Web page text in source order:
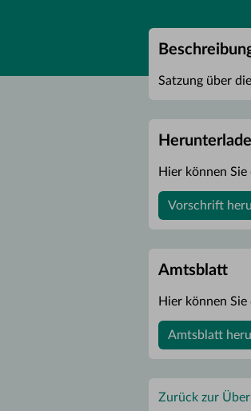
Satzung über
Hier können
Vorschrift
Amtsblatt
Hier können
Amtsblatt
Zurück zur